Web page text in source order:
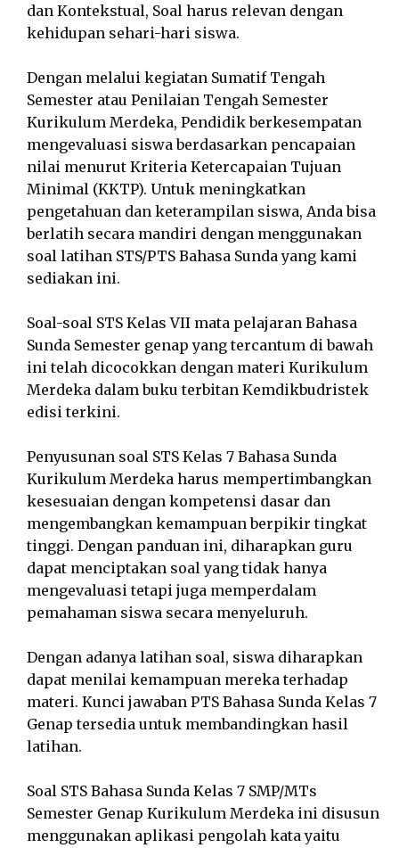
dan Kontekstual, Soal harus relevan dengan
kehidupan sehari-hari siswa.
Dengan melalui kegiatan Sumatif Tengah
Semester atau Penilaian Tengah Semester
Kurikulum Merdeka, Pendidik berkesempatan
mengevaluasi siswa berdasarkan pencapaian
nilai menurut Kriteria Ketercapaian Tujuan
Minimal (KKTP). Untuk meningkatkan
pengetahuan dan keterampilan siswa, Anda bisa
berlatih secara mandiri dengan menggunakan
soal latihan STS/PTS Bahasa Sunda yang kami
sediakan ini.
Soal-soal STS Kelas VII mata pelajaran Bahasa
Sunda Semester genap yang tercantum di bawah
ini telah dicocokkan dengan materi Kurikulum
Merdeka dalam buku terbitan Kemdikbudristek
edisi terkini.
Penyusunan soal STS Kelas 7 Bahasa Sunda
Kurikulum Merdeka harus mempertimbangkan
kesesuaian dengan kompetensi dasar dan
mengembangkan kemampuan berpikir tingkat
tinggi. Dengan panduan ini, diharapkan guru
dapat menciptakan soal yang tidak hanya
mengevaluasi tetapi juga memperdalam
pemahaman siswa secara menyeluruh.
Dengan adanya latihan soal, siswa diharapkan
dapat menilai kemampuan mereka terhadap
materi. Kunci jawaban PTS Bahasa Sunda Kelas 7
Genap tersedia untuk membandingkan hasil
latihan.
Soal STS Bahasa Sunda Kelas 7 SMP/MTs
Semester Genap Kurikulum Merdeka ini disusun
menggunakan aplikasi pengolah kata yaitu